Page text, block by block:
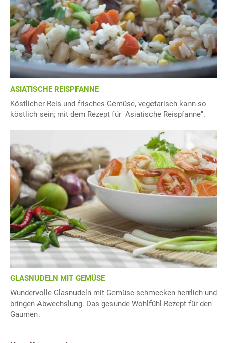
ASIATISCHE REISPFANNE
Köstlicher Reis und frisches Gemüse, vegetarisch kann so
köstlich sein; mit dem Rezept für "Asiatische Reispfanne".
GLASNUDELN MIT GEMÜSE
Wundervolle Glasnudeln mit Gemüse schmecken herrlich und
bringen Abwechslung. Das gesunde Wohlfühl-Rezept für den
Gaumen.